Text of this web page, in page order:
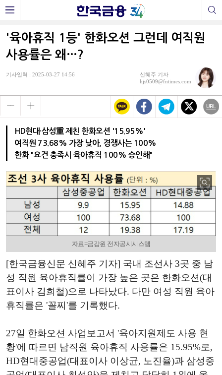
'육아휴직 1등' 한화오션 그런데 여직원
사용률은 왜…?
기사입력 : 2025-03-27 14:56
신혜주 기자
hjs0509@fntimes.com
HD현대·삼성重 제친 한화오션 '15.95%'
여직원 73.68% 가장 낮아, 경쟁사는 100%
한화 "요건 충족시 육아휴직 100% 승인해"
자료=금감원 전자공시시스템
[한국금융신문 신혜주 기자] 국내 조선사 3곳 중 남
성 직원 육아휴직률이 가장 높은 곳은 한화오션(대
표이사 김희철)으로 나타났다. 다만 여성 직원 육아
휴직률은 '꼴찌'를 기록했다.
27일 한화오션 사업보고서 '육아지원제도 사용 현
황'에 따르면 남직원 육아휴직 사용률은 15.95%로,
HD현대중공업(대표이사 이상균, 노진율)과 삼성중